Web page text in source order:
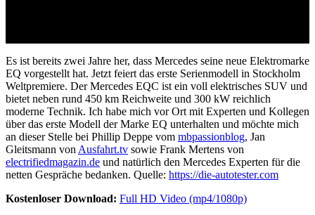
Es ist bereits zwei Jahre her, dass Mercedes seine neue Elektromarke
EQ vorgestellt hat. Jetzt feiert das erste Serienmodell in Stockholm
Weltpremiere. Der Mercedes EQC ist ein voll elektrisches SUV und
bietet neben rund 450 km Reichweite und 300 kW reichlich
moderne Technik. Ich habe mich vor Ort mit Experten und Kollegen
über das erste Modell der Marke EQ unterhalten und möchte mich
an dieser Stelle bei Phillip Deppe vom mbpassionblog, Jan
Gleitsmann von Ausfahrt.tv sowie Frank Mertens von
electrifiedmagazin.de und natürlich den Mercedes Experten für die
netten Gespräche bedanken. Quelle: https://die-autotester.com
Kostenloser Download: Full HD Video (mp4/1080p)